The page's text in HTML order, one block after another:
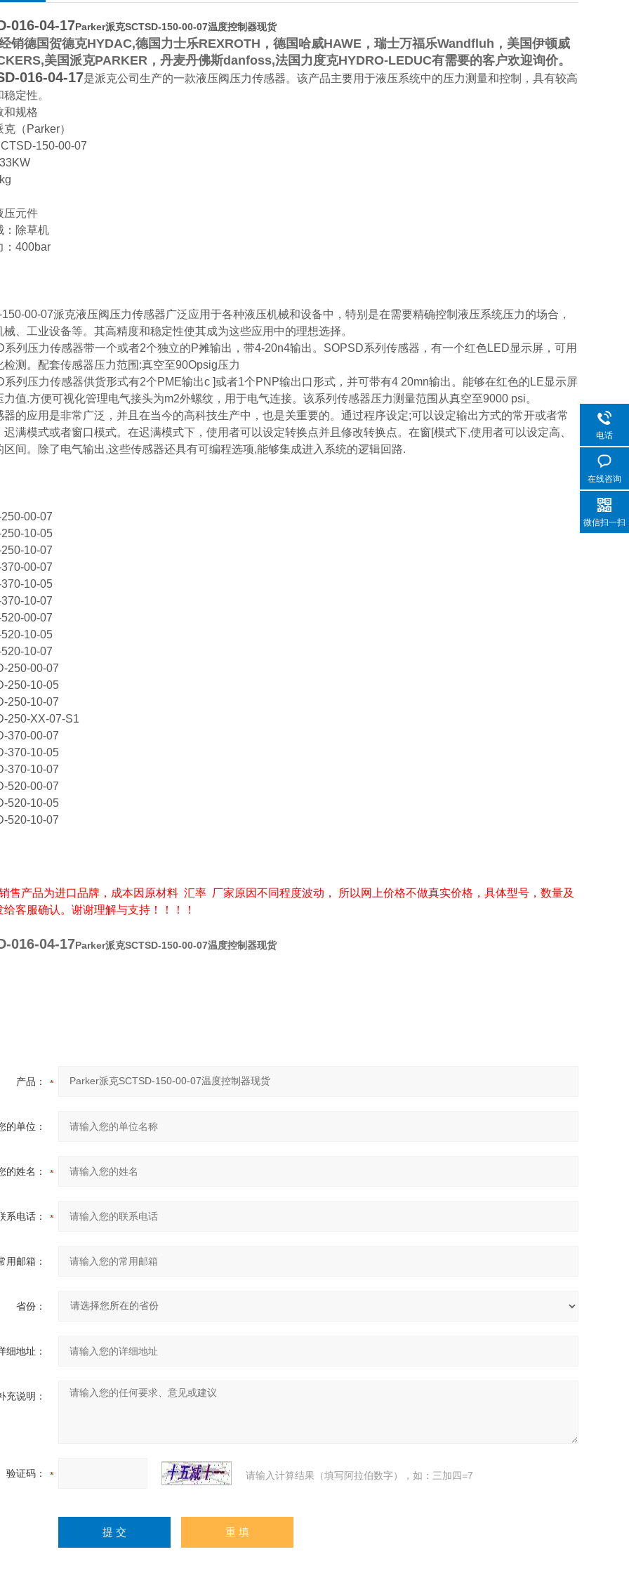
016-04-17Parker派克SCTSD-150-00-07温度控制器现货
销德国贺德克HYDAC,德国力士乐REXROTH，德国哈威HAWE，瑞士万福乐Wandfluh，美国伊顿威
美国派克PARKER，丹麦丹佛斯danfoss,法国力度克HYDRO-LEDUC有需要的客户欢迎询价。
016-04-17是派克公司 生产的一款液压阀压力传感器‌。该产品主要用于液压系统中的压力测量和控制，具有较高
定性。
和规格
（Parker）
150-00-07
压元件
：除草机
：400bar‌
00-07派克液压阀压力传感器广泛应用于各种液压机械和设备中，特别是在需要精确控制液压系统压力的场合，
械、工业设备等。其高精度和稳定性使其成为这些应用中的理想选择。
系列压力传感器带一个或者2个独立的P摊输出，带4-20n4输出。SOPSD系列传感器，有一个红色LED显示屏，可用
检测。配套传感器压力范围:真空至90Opsig压力
系列压力传感器供货形式有2个PME输出c ]或者1个PNP输出口形式，并可带有4 20mn输出。能够在红色的LE显示屏
力值.方便可视化管理电气接头为m2外螺纹，用于电气连接。该系列传感器压力测量范围从真空至9000 psi。
器的应用是非常广泛，并且在当今的高科技生产中，也是关重要的。通过程序设定;可以设定输出方式的常开或者常
迟满模式或者窗口模式。在迟满模式下，使用者可以设定转换点并且修改转换点。在窗[模式下,使用者可以设定高、
区间。除了电气输出,这些传感器还具有可编程选项,能够集成进入系统的逻辑回路.
00-07
10-05
10-07
00-07
10-05
10-07
00-07
10-05
10-07
250-00-07
250-10-05
250-10-07
250-XX-07-S1
370-00-07
370-10-05
370-10-07
520-00-07
520-10-05
520-10-07
售产品为进口品牌，成本因原材料 汇率 厂家原因不同程度波动， 所以网上价格不做真实价格，具体型号，数量及
给客服确认。谢谢理解与支持！！！！
016-04-17Parker派克SCTSD-150-00-07温度控制器现货
产品：
的单位：
的姓名：
系电话：
用邮箱：
省份：
细地址：
充说明：
验证码： 请输入计算结果（填写阿拉伯数字），如：三加四=7
电话
在线咨询
微信扫一扫